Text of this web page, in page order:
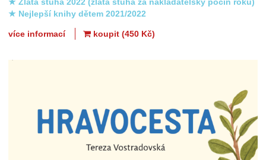
★ Nejlepší knihy dětem 2021/2022
více informací koupit (450 Kč)